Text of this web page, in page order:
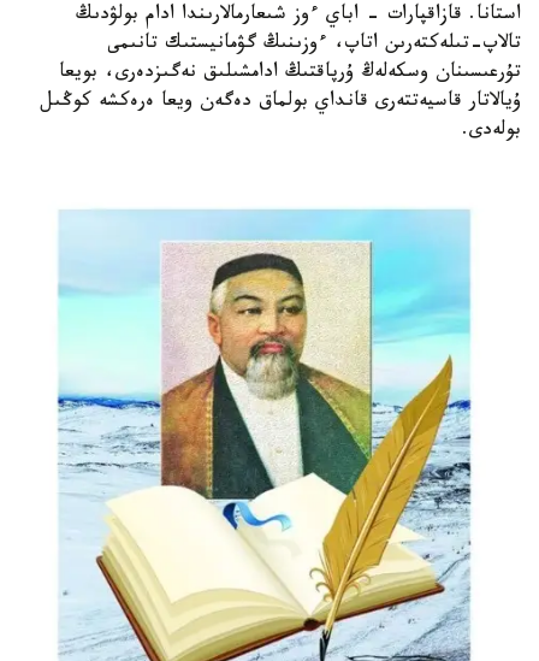
استانا. قازاقپارات - اباي ءوز شىعارمالارىندا ادام بولۋدىڭ
تالاپ-تىلەكتەرىن اتاپ، ءوزىنىڭ گۋمانيستىك تانىمى
تۇرعىسىنان وسكەلەڭ ۇرپاقتىڭ ادامشىلىق نەگىزدەرى، بويعا
ۇيالاتار قاسيەتتەرى قانداي بولماق دەگەن ويعا ەرەكشە كوڭىل
بولەدى.